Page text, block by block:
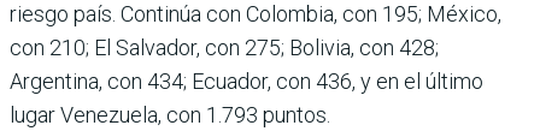
riesgo país. Continúa con Colombia, con 195; México,
con 210; El Salvador, con 275; Bolivia, con 428;
Argentina, con 434; Ecuador, con 436, y en el último
lugar Venezuela, con 1.793 puntos.